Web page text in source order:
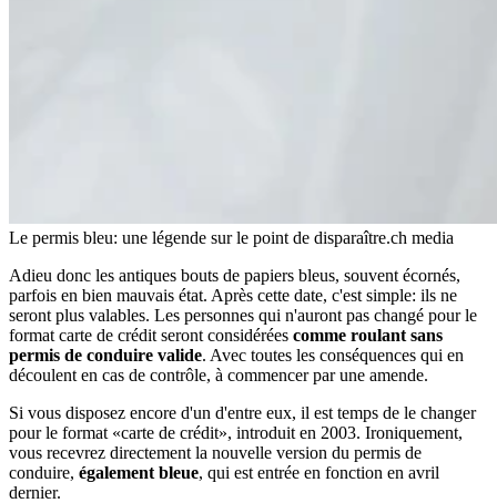
Le permis bleu: une légende sur le point de disparaître.ch media
Adieu donc les antiques bouts de papiers bleus, souvent écornés,
parfois en bien mauvais état. Après cette date, c'est simple: ils ne
seront plus valables. Les personnes qui n'auront pas changé pour le
format carte de crédit seront considérées comme roulant sans
permis de conduire valide. Avec toutes les conséquences qui en
découlent en cas de contrôle, à commencer par une amende.
Si vous disposez encore d'un d'entre eux, il est temps de le changer
pour le format «carte de crédit», introduit en 2003. Ironiquement,
vous recevrez directement la nouvelle version du permis de
conduire, également bleue, qui est entrée en fonction en avril
dernier.